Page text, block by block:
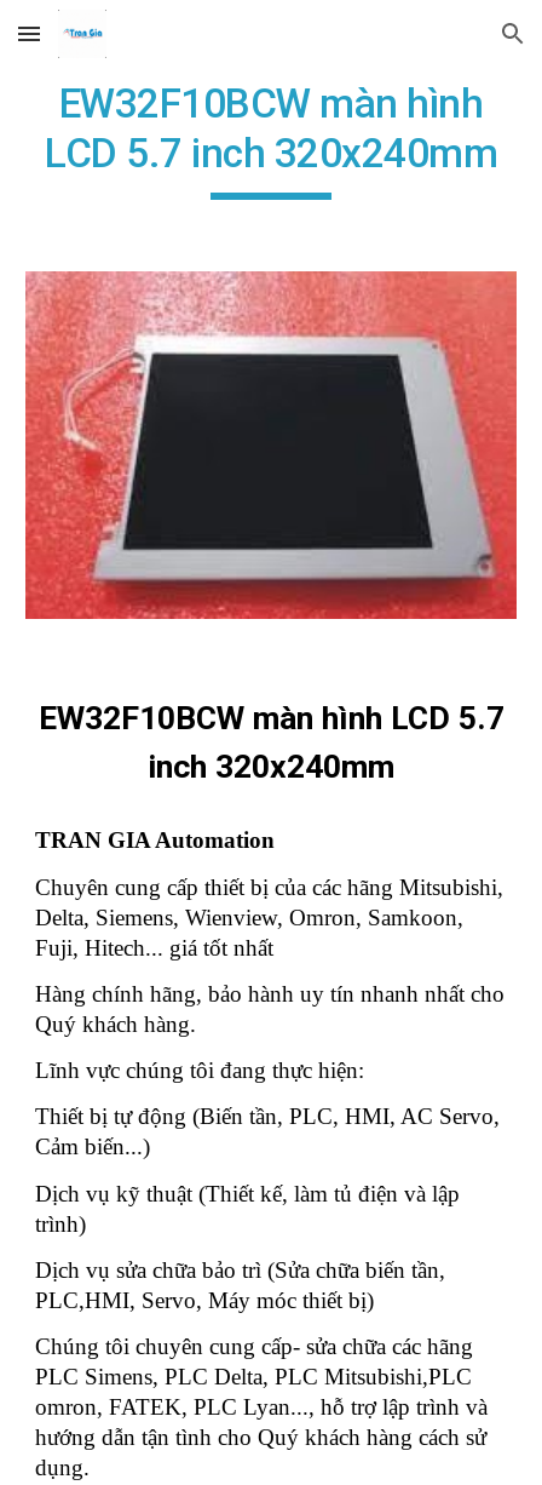
Skip to main content Skip to navigation
EW32F10BCW màn hình
LCD 5.7 inch 320x240mm
EW32F10BCW màn hình LCD 5.7
inch 320x240mm
TRAN GIA Automation
Chuyên cung cấp thiết bị của các hãng Mitsubishi,
Delta, Siemens, Wienview, Omron, Samkoon,
Fuji, Hitech... giá tốt nhất
Hàng chính hãng, bảo hành uy tín nhanh nhất cho
Quý khách hàng.
Lĩnh vực chúng tôi đang thực hiện:
Thiết bị tự động (Biến tần, PLC, HMI, AC Servo,
Cảm biến...)
Dịch vụ kỹ thuật (Thiết kế, làm tủ điện và lập
trình)
Dịch vụ sửa chữa bảo trì (Sửa chữa biến tần,
PLC,HMI, Servo, Máy móc thiết bị)
Chúng tôi chuyên cung cấp- sửa chữa các hãng
PLC Simens, PLC Delta, PLC Mitsubishi,PLC
omron, FATEK, PLC Lyan..., hỗ trợ lập trình và
hướng dẫn tận tình cho Quý khách hàng cách sử
dụng.